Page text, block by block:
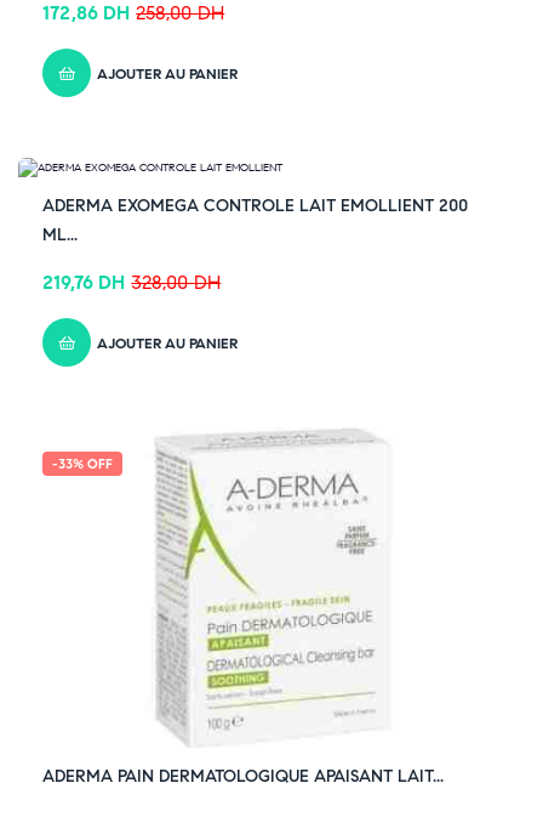
258,00DH
172,86 DH
AJOUTER AU PANIER
ADERMA EXOMEGA CONTROLE LAIT EMOLLIENT 200
ML...
328,00DH
219,76 DH
AJOUTER AU PANIER
-33% OFF
ADERMA PAIN DERMATOLOGIQUE APAISANT LAIT...